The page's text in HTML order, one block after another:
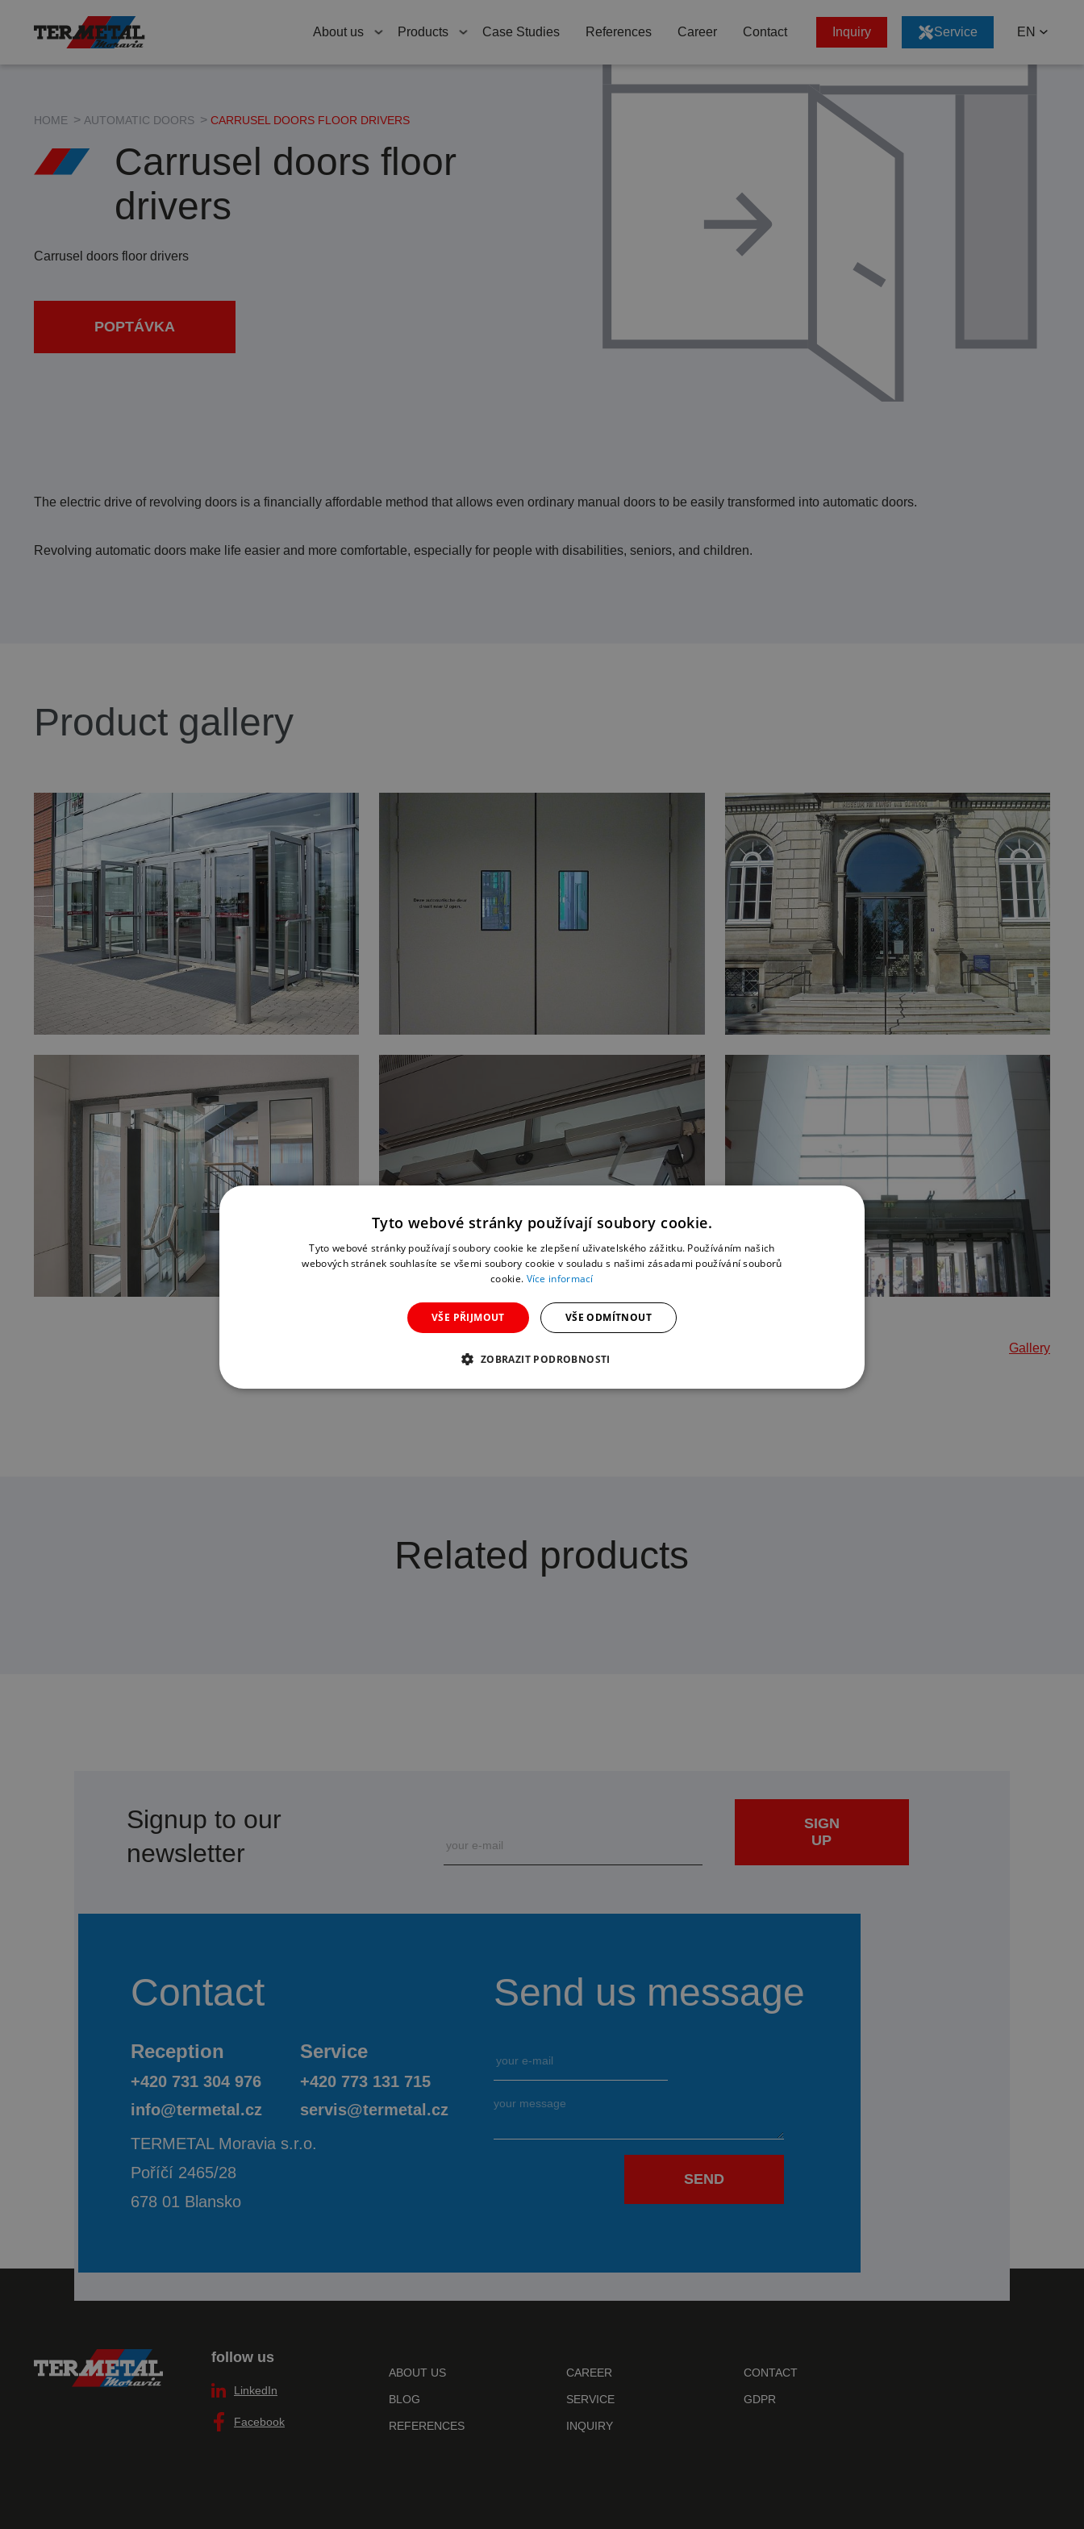
About us Products
doors
Fire shutters
Case Studies References Career Contact Inquiry Service EN
CZ
HOME AUTOMATIC DOORS CARRUSEL DOORS FLOOR DRIVERS
Carrusel doors floor
drivers
Carrusel doors floor drivers
POPTÁVKA
The electric drive of revolving doors is a financially affordable method that allows even ordinary manual doors to be easily transformed into automatic doors.
Revolving automatic doors make life easier and more comfortable, especially for people with disabilities, seniors, and children.
Product gallery
Gallery
Related products
Signup to our
newsletter
SIGN
UP
Contact
Reception
+420 731 304 976
info@termetal.cz
Service
+420 773 131 715
servis@termetal.cz
TERMETAL Moravia s.r.o.
Poříčí 2465/28
678 01 Blansko
Send us message
SEND
follow us
LinkedIn
Facebook
ABOUT US
BLOG
REFERENCES
CAREER
SERVICE
INQUIRY
CONTACT
GDPR
Tyto webové stránky používají soubory cookie.
Tyto webové stránky používají soubory cookie ke zlepšení uživatelského zážitku. Používáním našich
webových stránek souhlasíte se všemi soubory cookie v souladu s našimi zásadami používání souborů
cookie. Více informací
VŠE PŘIJMOUT VŠE ODMÍTNOUT
ZOBRAZIT PODROBNOSTI